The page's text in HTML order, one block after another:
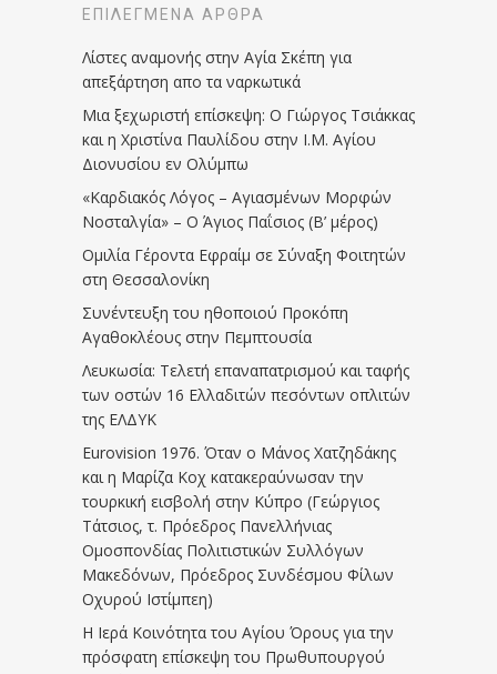
ΕΠΙΛΕΓΜΈΝΑ ΆΡΘΡΑ
Λίστες αναμονής στην Αγία Σκέπη για
απεξάρτηση απο τα ναρκωτικά
Μια ξεχωριστή επίσκεψη: Ο Γιώργος Τσιάκκας
και η Χριστίνα Παυλίδου στην Ι.Μ. Αγίου
Διονυσίου εν Ολύμπω
«Καρδιακός Λόγος – Αγιασμένων Μορφών
Νοσταλγία» – Ο Άγιος Παΐσιος (Β’ μέρος)
Ομιλία Γέροντα Εφραίμ σε Σύναξη Φοιτητών
στη Θεσσαλονίκη
Συνέντευξη του ηθοποιού Προκόπη
Αγαθοκλέους στην Πεμπτουσία
Λευκωσία: Τελετή επαναπατρισμού και ταφής
των οστών 16 Ελλαδιτών πεσόντων οπλιτών
της ΕΛΔΥΚ
Eurovision 1976. Όταν ο Μάνος Χατζηδάκης
και η Μαρίζα Κοχ κατακεραύνωσαν την
τουρκική εισβολή στην Κύπρο (Γεώργιος
Τάτσιος, τ. Πρόεδρος Πανελλήνιας
Ομοσπονδίας Πολιτιστικών Συλλόγων
Μακεδόνων, Πρόεδρος Συνδέσμου Φίλων
Οχυρού Ιστίμπεη)
Η Ιερά Κοινότητα του Αγίου Όρους για την
πρόσφατη επίσκεψη του Πρωθυπουργού